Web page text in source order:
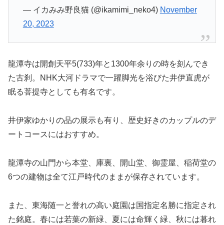
— イカみみ野良猫 (@ikamimi_neko4) November
20, 2023
龍潭寺は開創天平5(733)年と1300年余りの時を刻んでき
た古刹。NHK大河ドラマで一躍脚光を浴びた井伊直虎が
眠る菩提寺としても有名です。
井伊家ゆかりの品の展示も有り、歴史好きのカップルのデ
ートコースにはおすすめ。
龍潭寺の山門から本堂、庫裏、開山堂、御霊屋、稲荷堂の
6つの建物は全て江戸時代のままが保存されています。
また、東海随一と誉れの高い庭園は国指定名勝に指定され
た銘庭。春には若葉の新緑、夏には命輝く緑、秋には暮れ